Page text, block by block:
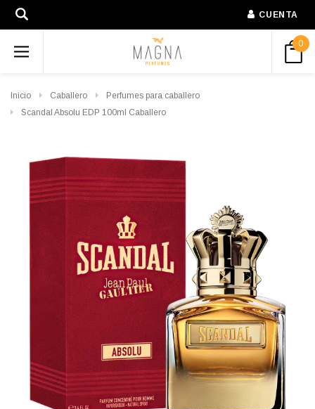
CUENTA
0
Inicio Caballero
Perfumes para caballero
Scandal Absolu EDP 100ml Caballero